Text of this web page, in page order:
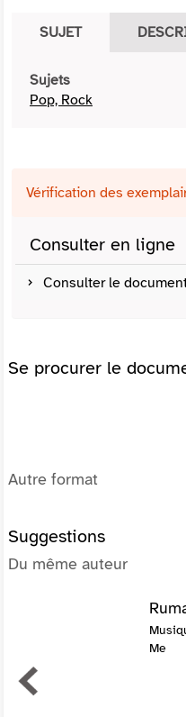
SUJET
Sujets
Pop, Rock
Vérification des
Consulter en ligne
Consulter le
Se procurer le
Autre format
Suggestions
Du même auteur
Me